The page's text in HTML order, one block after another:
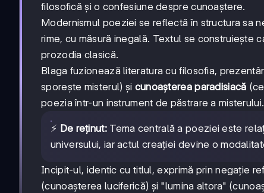
filosofică și o confesiune despre cunoaștere.
Modernismul poeziei se reflectă în structura sa
rime, cu măsură inegală. Textul se construiește
prozodia clasică.
Blaga fuzionează literatura cu filosofia,
sporește misterul) și cunoașterea paradisiacă
poezia într-un instrument de păstrare a misterului.
⚡ De reținut:Tema centrală a poeziei este
universului, iar actul creației devine o
Incipit-ul, identic cu titlul, exprimă prin negație
(cunoașterea luciferică) și "lumina altora"